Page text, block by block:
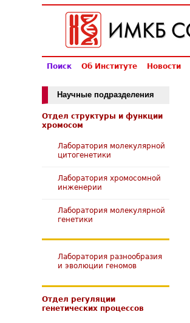
Поиск Об Институте Новости
Научные подразделения
Отдел структуры и функции
хромосом
Лаборатория молекулярной
цитогенетики
Лаборатория хромосомной
инженерии
Лаборатория молекулярной
генетики
Лаборатория разнообразия
и эволюции геномов
Отдел регуляции
генетических процессов